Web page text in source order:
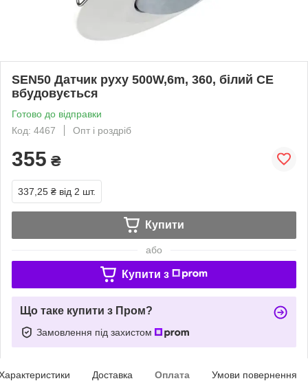
SEN50 Датчик руху 500W,6m, 360, білий СЕ
вбудовується
Готово до відправки
Код: 4467
Опт і роздріб
355 ₴
337,25 ₴ від 2 шт.
Купити
або
Купити з
Що таке купити з Пром?
Замовлення під захистом
Доставка Оплата Умови повернення